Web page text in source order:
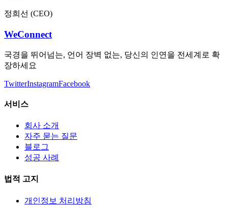
정희선 (CEO)
WeConnect
국경을 뛰어넘는, 언어 장벽 없는, 당신의 인연을 전세계로 확
장하세요
TwitterInstagramFacebook
서비스
회사 소개
자주 묻는 질문
블로그
성공 사례
법적 고지
개인정보 처리방침